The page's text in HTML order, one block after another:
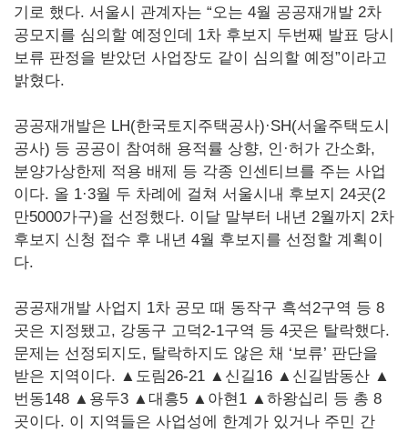
기로 했다. 서울시 관계자는 “오는 4월 공공재개발 2차
공모지를 심의할 예정인데 1차 후보지 두번째 발표 당시
보류 판정을 받았던 사업장도 같이 심의할 예정”이라고
밝혔다.
공공재개발은 LH(한국토지주택공사)·SH(서울주택도시
공사) 등 공공이 참여해 용적률 상향, 인·허가 간소화,
분양가상한제 적용 배제 등 각종 인센티브를 주는 사업
이다. 올 1·3월 두 차례에 걸쳐 서울시내 후보지 24곳(2
만5000가구)을 선정했다. 이달 말부터 내년 2월까지 2차
후보지 신청 접수 후 내년 4월 후보지를 선정할 계획이
다.
공공재개발 사업지 1차 공모 때 동작구 흑석2구역 등 8
곳은 지정됐고, 강동구 고덕2-1구역 등 4곳은 탈락했다.
문제는 선정되지도, 탈락하지도 않은 채 ‘보류’ 판단을
받은 지역이다. ▲도림26-21 ▲신길16 ▲신길밤동산 ▲
번동148 ▲용두3 ▲대흥5 ▲아현1 ▲하왕십리 등 총 8
곳이다. 이 지역들은 사업성에 한계가 있거나 주민 간